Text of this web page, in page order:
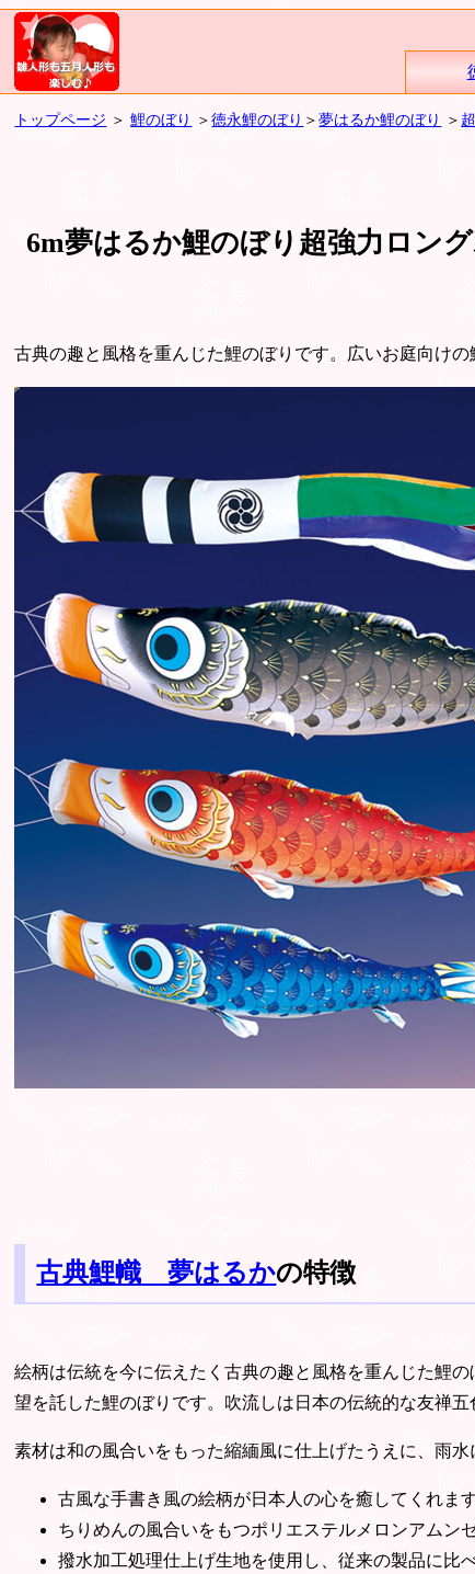
トップページ ＞鯉のぼり ＞徳永鯉のぼり ＞夢はるか鯉のぼり ＞
6m夢はるか鯉のぼり超強力ロン
古典の趣と風格を重んじた鯉のぼりです。広いお庭向け
古典鯉幟 夢はるかの特徴
絵柄は伝統を今に伝えたく古典の趣と風格を重んじた鯉
望を託した鯉のぼりです。吹流しは日本の伝統的な友禅五
素材は和の風合いをもった縮緬風に仕上げたうえに、雨水
古風な手書き風の絵柄が日本人の心を癒してくれます
ちりめんの風合いをもつポリエステルメロンアムン
撥水加工処理仕上げ生地を使用し、従来の製品に比